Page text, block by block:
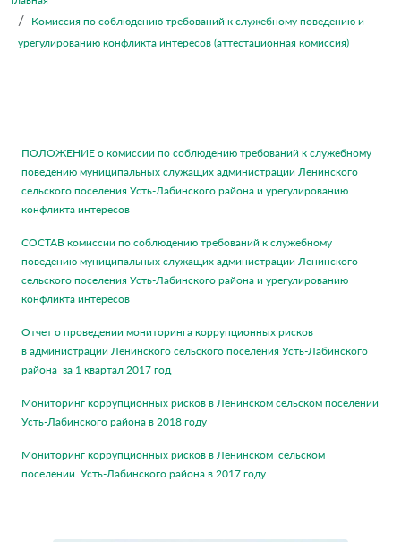
Комиссия по соблюдению требований к служебному поведению и
урегулированию конфликта интересов (аттестационная комиссия)
ПОЛОЖЕНИЕ о комиссии по соблюдению требований к служебному
поведению муниципальных служащих администрации Ленинского
сельского поселения Усть-Лабинского района и урегулированию
конфликта интересов
СОСТАВ комиссии по соблюдению требований к служебному
поведению муниципальных служащих администрации Ленинского
сельского поселения Усть-Лабинского района и урегулированию
конфликта интересов
Отчет о проведении мониторинга коррупционных рисков
в администрации Ленинского сельского поселения Усть-Лабинского
района за 1 квартал 2017 год
Мониторинг коррупционных рисков в Ленинском сельском поселении
Усть-Лабинского района в 2018 году
Мониторинг коррупционных рисков в Ленинском сельском
поселении Усть-Лабинского района в 2017 году